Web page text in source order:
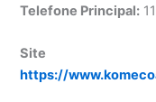
Telefone Principal:
Site
https://